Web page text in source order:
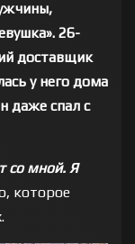
26-
доставщик
у него дома
даже спал с
со мной. Я
которое